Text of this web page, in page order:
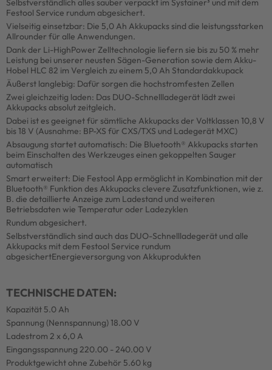
Selbstverständlich alles sauber verpackt im Systainer³ und mit dem
Festool Service rundum abgesichert.
Vielseitig einsetzbar: Die 5,0 Ah Akkupacks sind die leistungsstarken
Allrounder für alle Anwendungen.
Dank der Li-HighPower Zelltechnologie liefern sie bis zu 50 % mehr
Leistung bei unserer neusten Sägen-Generation sowie dem Akku-
Hobel HLC 82 im Vergleich zu einem 5,0 Ah Standardakkupack
Äußerst langlebig: Dafür sorgen die hochstromfesten Zellen
Zwei gleichzeitig laden: Das DUO-Schnellladegerät lädt zwei
Akkupacks absolut zeitgleich.
Dabei ist es geeignet für sämtliche Akkupacks der Voltklassen 10,8 V
bis 18 V (Ausnahme: BP-XS für CXS/TXS und Ladegerät MXC)
Absaugung startet automatisch: Die Bluetooth® Akkupacks starten
beim Einschalten des Werkzeuges einen gekoppelten Sauger
automatisch
Smart erweitert: Die Festool App ermöglicht in Kombination mit der
Bluetooth® Funktion des Akkupacks clevere Zusatzfunktionen, wie z.
B. die detaillierte Anzeige zum Ladestand und weiteren
Betriebsdaten wie Temperatur oder Ladezyklen
Rundum abgesichert.
Selbstverständlich sind auch das DUO-Schnellladegerät und alle
Akkupacks mit dem Festool Service rundum
abgesichertEnergieversorgung von Akkuprodukten
TECHNISCHE DATEN:
Kapazität 5.0 Ah
Spannung (Nennspannung) 18.00 V
Ladestrom 2 x 6,0 A
Eingangsspannung 220.00 - 240.00 V
Produktgewicht ohne Zubehör 5.60 kg